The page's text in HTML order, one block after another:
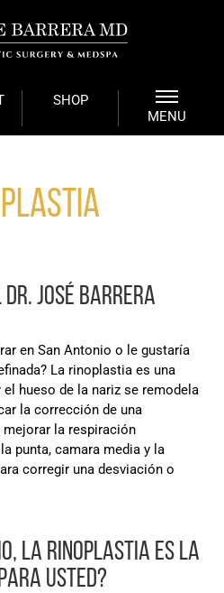
SHOP
MENU
JOSÉ BARRERA
en San Antonio o le gustaría
La rinoplastia es una
hueso de la nariz se remodela
la corrección de una
la respiración
punta, camara media y la
corregir una desviación o
LA RINOPLASTIA ES LA
USTED?